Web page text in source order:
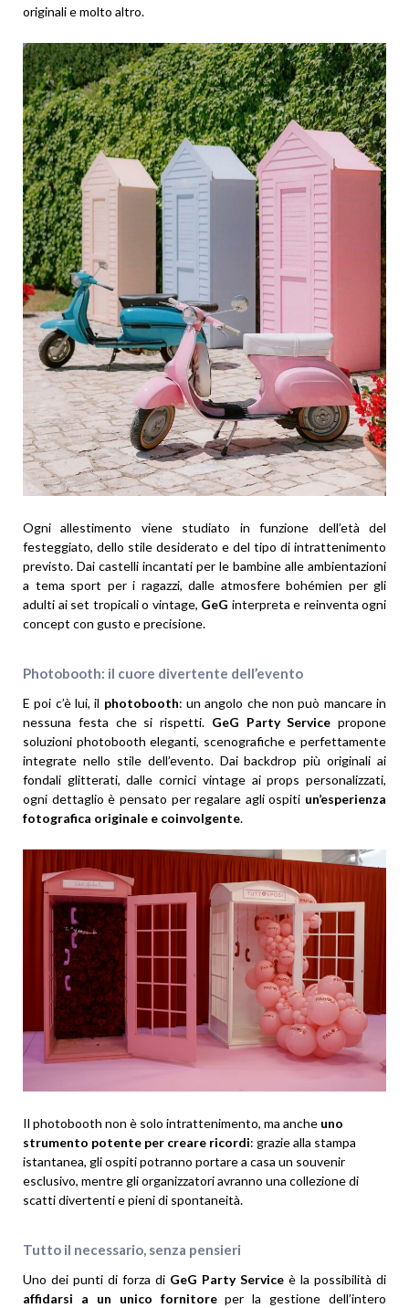
originali e molto altro.
Ogni allestimento viene studiato in funzione dell’età del
festeggiato, dello stile desiderato e del tipo di intrattenimento
previsto. Dai castelli incantati per le bambine alle ambientazioni
a tema sport per i ragazzi, dalle atmosfere bohémien per gli
adulti ai set tropicali o vintage, GeG interpreta e reinventa ogni
concept con gusto e precisione.
Photobooth: il cuore divertente dell’evento
E poi c’è lui, il photobooth: un angolo che non può mancare in
nessuna festa che si rispetti. GeG Party Service propone
soluzioni photobooth eleganti, scenografiche e perfettamente
integrate nello stile dell’evento. Dai backdrop più originali ai
fondali glitterati, dalle cornici vintage ai props personalizzati,
ogni dettaglio è pensato per regalare agli ospiti un’esperienza
fotografica originale e coinvolgente.
Il photobooth non è solo intrattenimento, ma anche uno
strumento potente per creare ricordi: grazie alla stampa
istantanea, gli ospiti potranno portare a casa un souvenir
esclusivo, mentre gli organizzatori avranno una collezione di
scatti divertenti e pieni di spontaneità.
Tutto il necessario, senza pensieri
Uno dei punti di forza di GeG Party Service è la possibilità di
affidarsi a un unico fornitoreper la gestione dell’intero